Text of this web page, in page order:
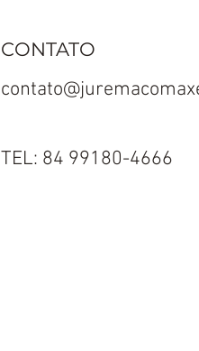
CONTATO
TEL: 84 99180-4666